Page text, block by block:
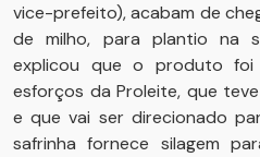
vice-prefeito), acabam de
de milho, para plantio na
explicou que o produto foi
esforços da Proleite, que
e que vai ser direcionado
safrinha fornece silagem